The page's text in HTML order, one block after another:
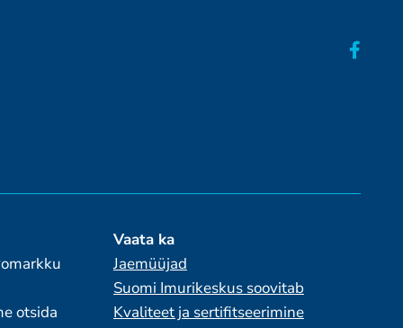
otsida
Vaata ka
Jaemüüjad
Suomi Imurikeskus soovitab
Kvaliteet ja sertifitseerimine